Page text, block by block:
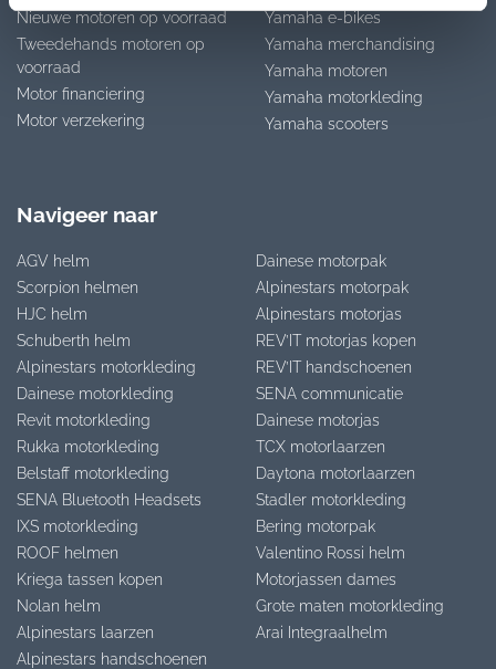
Nieuwe motoren op voorraad
Tweedehands motoren op
voorraad
Motor financiering
Motor verzekering
Yamaha e-bikes
Yamaha merchandising
Yamaha motoren
Yamaha motorkleding
Yamaha scooters
Navigeer naar
AGV helm
Scorpion helmen
HJC helm
Schuberth helm
Alpinestars motorkleding
Dainese motorkleding
Revit motorkleding
Rukka motorkleding
Belstaff motorkleding
SENA Bluetooth Headsets
IXS motorkleding
ROOF helmen
Kriega tassen kopen
Nolan helm
Alpinestars laarzen
Alpinestars handschoenen
Dainese motorpak
Alpinestars motorpak
Alpinestars motorjas
REV’IT motorjas kopen
REV’IT handschoenen
SENA communicatie
Dainese motorjas
TCX motorlaarzen
Daytona motorlaarzen
Stadler motorkleding
Bering motorpak
Valentino Rossi helm
Motorjassen dames
Grote maten motorkleding
Arai Integraalhelm